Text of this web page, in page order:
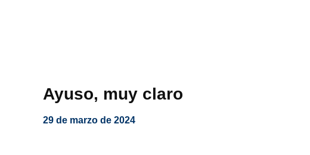
Ayuso, muy claro
29 de marzo de 2024